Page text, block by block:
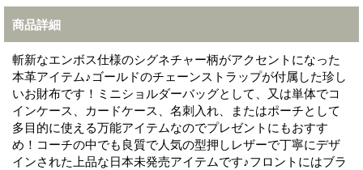
商品詳細
斬新なエンボス仕様のシグネチャー柄がアクセントになった
本革アイテム♪ゴールドのチェーンストラップが付属した珍し
いお財布です！ミニショルダーバッグとして、又は単体でコ
インケース、カードケース、名刺入れ、またはポーチとして
多目的に使える万能アイテムなのでプレゼントにもおすす
め！コーチの中でも良質で人気の型押しレザーで丁寧にデザ
インされた上品な日本未発売アイテムです♪フロントにはブラ